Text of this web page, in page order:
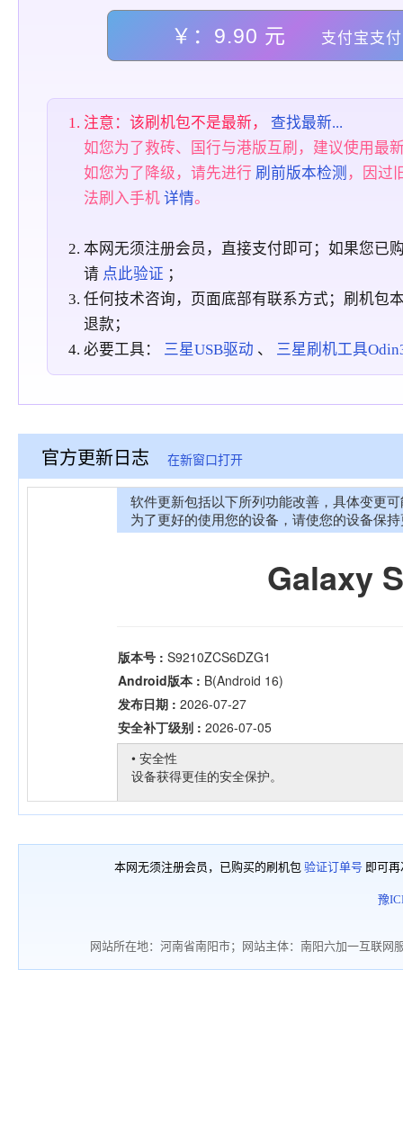
￥：9.90 元 支付宝支付
注意：该刷机包不是最新， 查找最新...
如您为了救砖、国行与港版互刷，建议使用最
如您为了降级，请先进行 刷前版本检测 ，因过
法刷入手机详情。
本网无须注册会员，直接支付即可；如果您已
请 点此验证 ；
任何技术咨询，页面底部有联系方式；刷机包
退款；
必要工具： 三星USB驱动 、 三星刷机工具
官方更新日志 在新窗口打开
本网无须注册会员，已购买的刷机包 验证订单号 即可
豫
网站所在地：河南省南阳市；网站主体：南阳六加一互联